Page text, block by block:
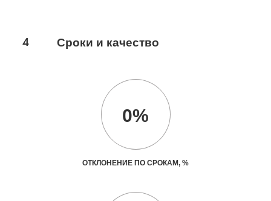
4 Сроки и качество
0%
ОТКЛОНЕНИЕ ПО СРОКАМ, %